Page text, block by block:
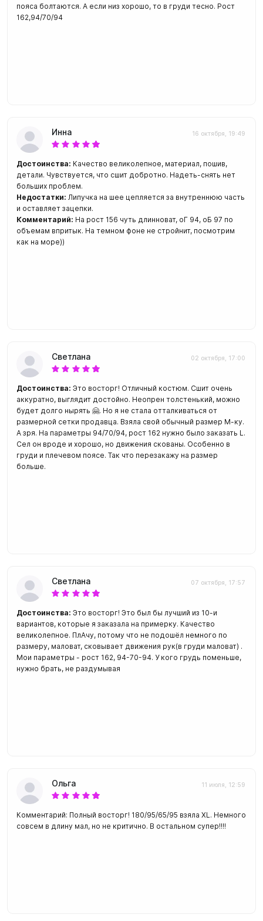
пояса болтаются. А если низ хорошо, то в груди тесно. Рост
162,94/70/94
Инна 16 октября, 19:49
Достоинства: Качество великолепное, материал, пошив,
детали. Чувствуется, что сшит добротно. Надеть-снять нет
больших проблем.
Недостатки: Липучка на шее цепляется за внутреннюю часть
и оставляет зацепки.
Комментарий: На рост 156 чуть длинноват, оГ 94, оБ 97 по
объемам впритык. На темном фоне не стройнит, посмотрим
как на море))
Светлана 02 октября, 17:00
Достоинства: Это восторг! Отличный костюм. Сшит очень
аккуратно, выглядит достойно. Неопрен толстенький, можно
будет долго нырять 🤗. Но я не стала отталкиваться от
размерной сетки продавца. Взяла свой обычный размер М-ку.
А зря. На параметры 94/70/94, рост 162 нужно было заказать L.
Сел он вроде и хорошо, но движения скованы. Особенно в
груди и плечевом поясе. Так что перезакажу на размер
больше.
Светлана 07 октября, 17:57
Достоинства: Это восторг! Это был бы лучший из 10-и
вариантов, которые я заказала на примерку. Качество
великолепное. ПлАчу, потому что не подошёл немного по
размеру, маловат, сковывает движения рук(в груди маловат) .
Мои параметры - рост 162, 94-70-94. У кого грудь поменьше,
нужно брать, не раздумывая
Ольга 11 июля, 12:59
Комментарий: Полный восторг! 180/95/65/95 взяла XL. Немного
совсем в длину мал, но не критично. В остальном супер!!!!